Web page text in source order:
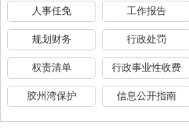
人事任免 工作报告
规划财务 行政处罚
权责清单 行政事业性收费
胶州湾保护 信息公开指南